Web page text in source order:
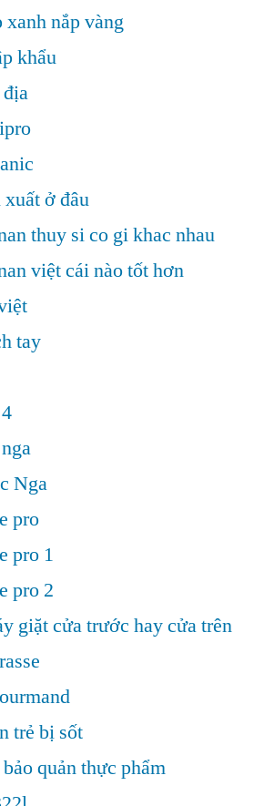
xanh nắp vàng
khẩu
xuất ở đâu
thuy si co gi khac nhau
việt cái nào tốt hơn
tay
Nga
pro
pro 1
pro 2
giặt cửa trước hay cửa trên
trẻ bị sốt
quản thực phẩm